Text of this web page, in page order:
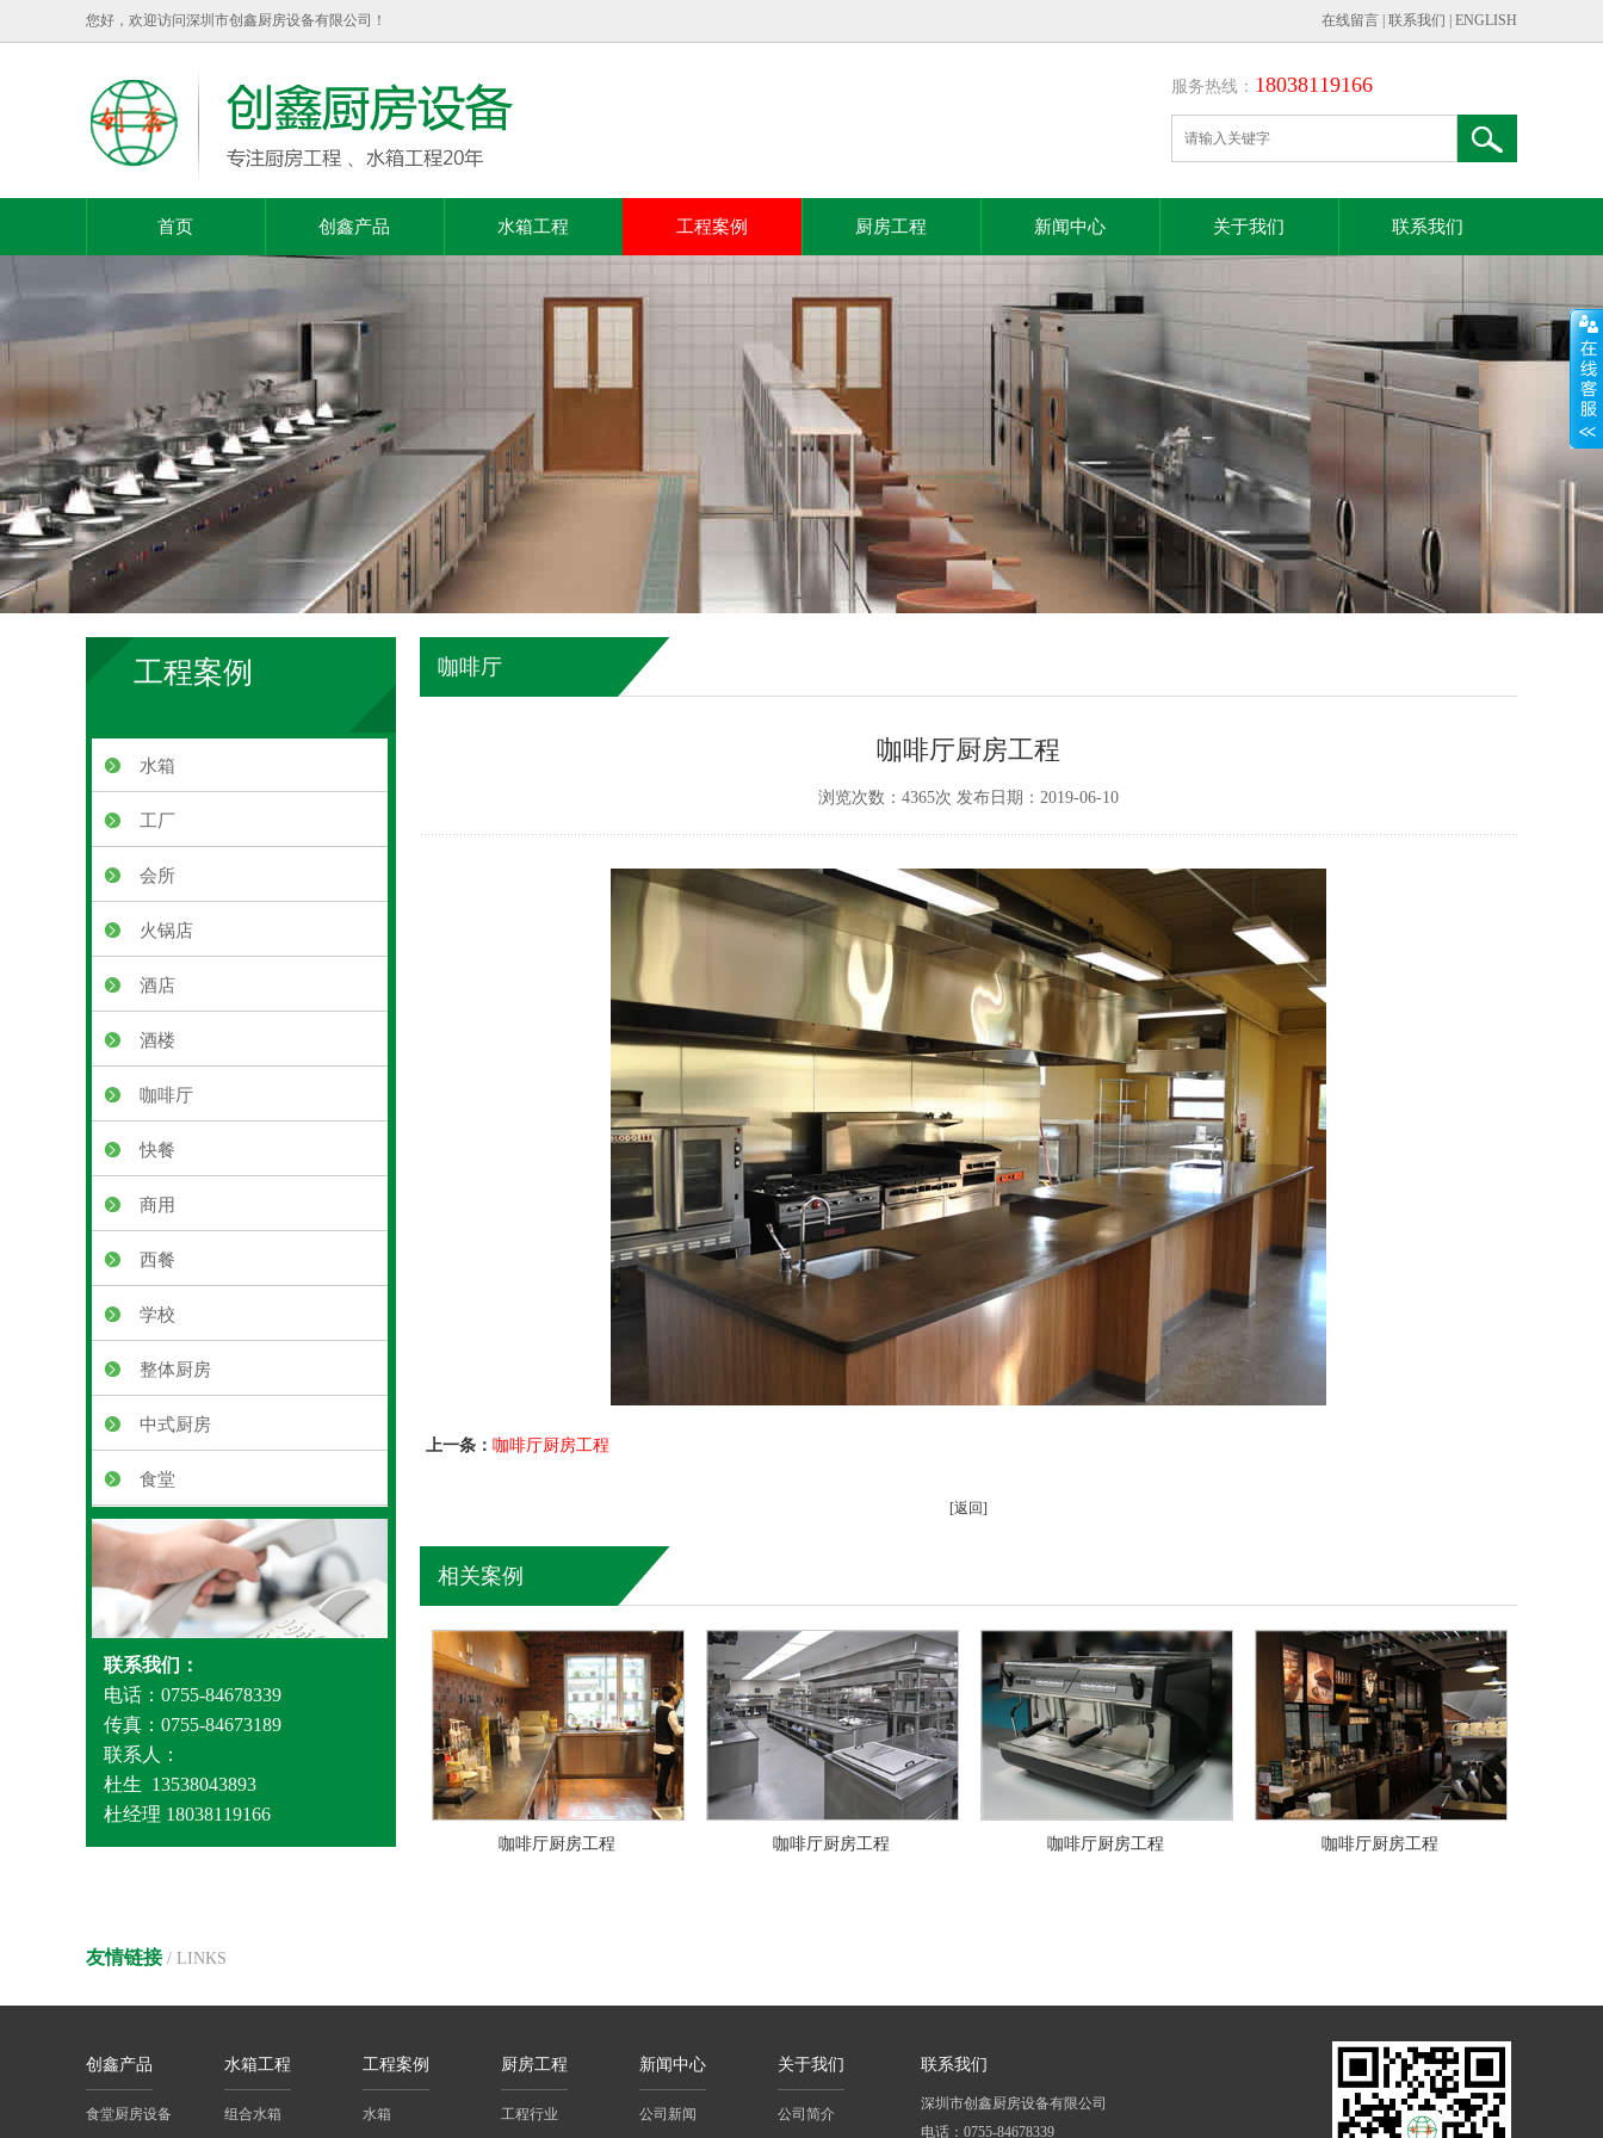
您好，欢迎访问深圳市创鑫厨房设备有限公司！ 在线留言 联系我们 ENGLISH
服务热线： 18038119166
首页 创鑫产品 水箱工程 工程案例 厨房工程 新闻中心 关于我们 联系我们
工程案例
水箱
工厂
会所
火锅店
酒店
酒楼
咖啡厅
快餐
商用
西餐
学校
整体厨房
中式厨房
食堂
联系我们：
电话：0755-84678339
传真：0755-84673189
联系人：
杜生 13538043893
杜经理 18038119166
咖啡厅
咖啡厅厨房工程
浏览次数：4365次 发布日期：2019-06-10
上一条： 咖啡厅厨房工程
[返回]
相关案例
咖啡厅厨房工程 咖啡厅厨房工程 咖啡厅厨房工程 咖啡厅厨房工程
友情链接 / LINKS
创鑫产品
食堂厨房设备
水箱工程
组合水箱
工程案例
水箱
厨房工程
工程行业
新闻中心
公司新闻
关于我们
公司简介
联系我们
深圳市创鑫厨房设备有限公司
电话：0755-84678339